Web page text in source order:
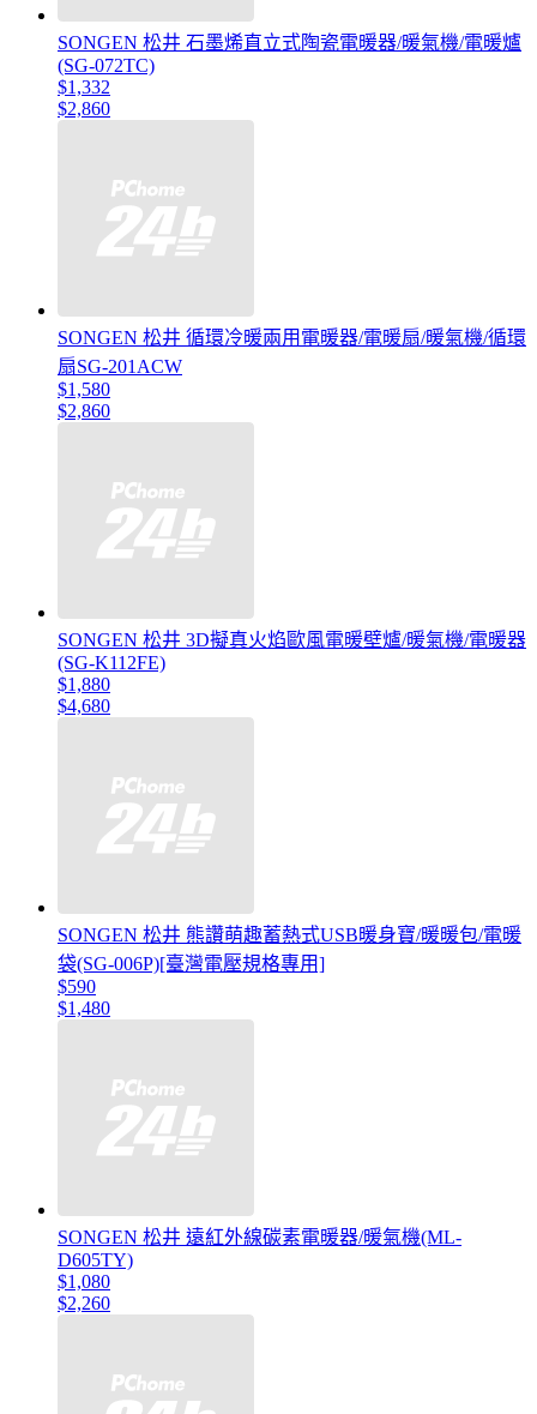
SONGEN 松井 石墨烯直立式陶瓷電暖器/暖氣機/電暖爐
(SG-072TC)
$1,332
$2,860
SONGEN 松井 循環冷暖兩用電暖器/電暖扇/暖氣機/循環
扇SG-201ACW
$1,580
$2,860
SONGEN 松井 3D擬真火焰歐風電暖壁爐/暖氣機/電暖器
(SG-K112FE)
$1,880
$4,680
SONGEN 松井 熊讚萌趣蓄熱式USB暖身寶/暖暖包/電暖
袋(SG-006P)[臺灣電壓規格專用]
$590
$1,480
SONGEN 松井 遠紅外線碳素電暖器/暖氣機(ML-
D605TY)
$1,080
$2,260